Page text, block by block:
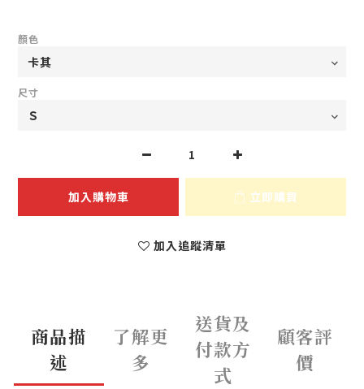
顏色
尺寸
加入購物車 立即購買
加入追蹤清單
商品描
述
了解更
多
送貨及
付款方
式
顧客評
價